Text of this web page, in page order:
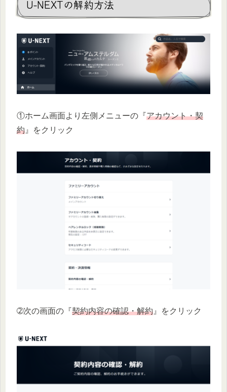
U-NEXTの解約方法
①ホーム画面より左側メニューの『アカウント・契
約 』をクリック
➁次の画面の『契約内容の確認・解約 』をクリック